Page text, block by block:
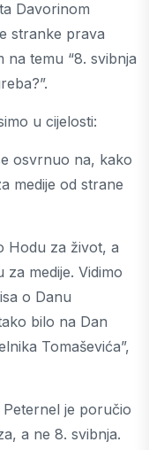
Davorinom
stranke prava
na temu “8. svibnja
u cijelosti:
osvrnuo na, kako
medije od strane
Hodu za život, a
medije. Vidimo
o Danu
bilo na Dan
Tomaševića”,
je poručio
a ne 8. svibnja.